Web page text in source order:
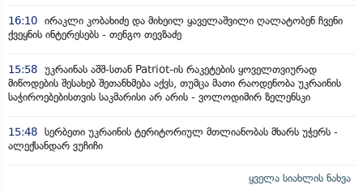
16:10 ირაკლი კობახიძე და მიხეილ ყაველაშვილი ღალატობენ ჩვენი
ქვეყნის ინტერესებს - თენგო თევზაძე
15:58 უკრაინას აშშ-სთან Patriot-ის რაკეტების ყოველთვიურად
მიწოდების შესახებ შეთანხმება აქვს, თუმცა მათი რაოდენობა უკრაინის
საჭიროებებისთვის საკმარისი არ არის - ვოლოდიმირ ზელენსკი
15:48 სერბეთი უკრაინის ტერიტორიულ მთლიანობას მხარს უჭერს -
ალექსანდარ ვუჩიჩი
ყველა სიახლის ნახვა